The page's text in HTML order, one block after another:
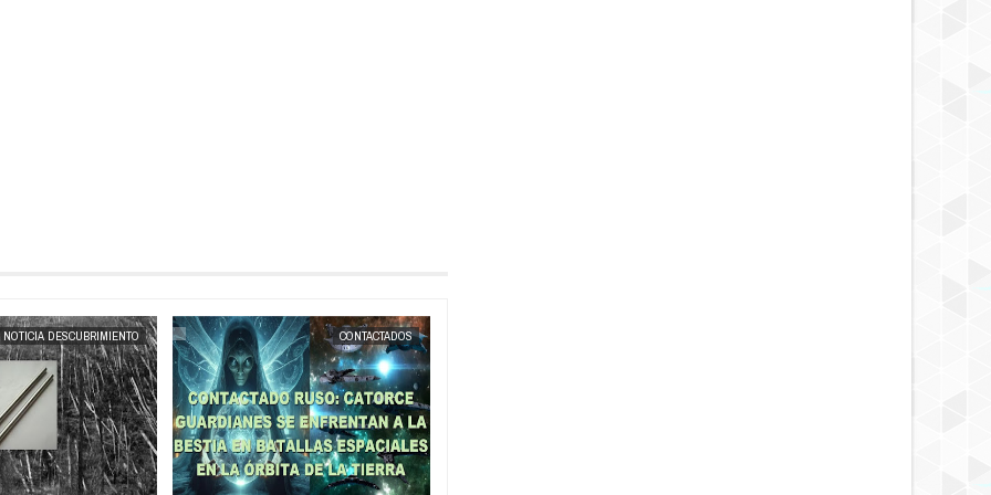
MAY 23, 2025 MAY
CONTACTADOS NOTICIA